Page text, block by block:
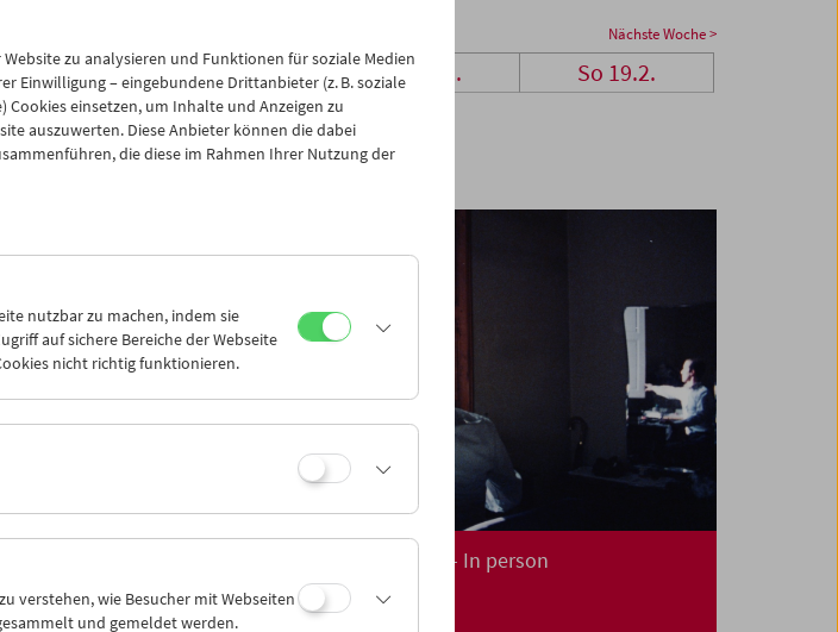
Nächste Woche >
16.2. Fr 17.2. Sa 18.2. So 19.2.
Robert Beavers – In person
zu analysieren und Funktionen für soziale Medien
Einwilligung – eingebundene Drittanbieter (z. B. soziale
Cookies einsetzen, um Inhalte und Anzeigen zu
auszuwerten. Diese Anbieter können die dabei
die diese im Rahmen Ihrer Nutzung der
nutzbar zu machen, indem sie
auf sichere Bereiche der Webseite
nicht richtig funktionieren.
verstehen, wie Besucher mit Webseiten
und gemeldet werden.